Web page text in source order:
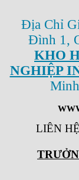
Địa Chỉ
Đình 1,
KHO
NGHIỆP
LIÊN